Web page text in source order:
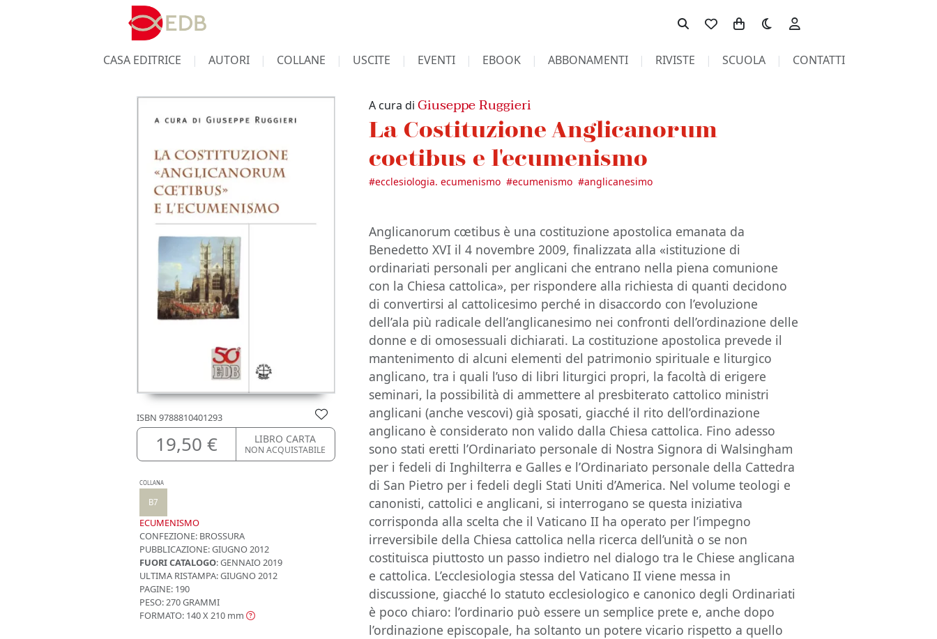
Toggle theme
CASA EDITRICE AUTORI COLLANE USCITE EVENTI EBOOK ABBONAMENTI RIVISTE SCUOLA CONTATTI
ISBN 9788810401293
19,50 € LIBRO CARTA
NON ACQUISTABILE
COLLANA
B7
ECUMENISMO
CONFEZIONE: BROSSURA
PUBBLICAZIONE:GIUGNO 2012
FUORI CATALOGO: GENNAIO 2019
ULTIMA RISTAMPA:GIUGNO 2012
PAGINE: 190
PESO: 270 GRAMMI
FORMATO: 140 X 210 mm
A cura diGiuseppe Ruggieri
La Costituzione Anglicanorum
coetibus e l'ecumenismo
#ecclesiologia. ecumenismo #ecumenismo #anglicanesimo
Anglicanorum cœtibus è una costituzione apostolica emanata da
Benedetto XVI il 4 novembre 2009, finalizzata alla «istituzione di
ordinariati personali per anglicani che entrano nella piena comunione
con la Chiesa cattolica», per rispondere alla richiesta di quanti decidono
di convertirsi al cattolicesimo perché in disaccordo con l’evoluzione
dell’ala più radicale dell’anglicanesimo nei confronti dell’ordinazione delle
donne e di omosessuali dichiarati. La costituzione apostolica prevede il
mantenimento di alcuni elementi del patrimonio spirituale e liturgico
anglicano, tra i quali l’uso di libri liturgici propri, la facoltà di erigere
seminari, la possibilità di ammettere al presbiterato cattolico ministri
anglicani (anche vescovi) già sposati, giacché il rito dell’ordinazione
anglicano è considerato non valido dalla Chiesa cattolica. Fino adesso
sono stati eretti l’Ordinariato personale di Nostra Signora di Walsingham
per i fedeli di Inghilterra e Galles e l’Ordinariato personale della Cattedra
di San Pietro per i fedeli degli Stati Uniti d’America. Nel volume teologi e
canonisti, cattolici e anglicani, si interrogano se questa iniziativa
corrisponda alla scelta che il Vaticano II ha operato per l’impegno
irreversibile della Chiesa cattolica nella ricerca dell’unità o se non
costituisca piuttosto un passo indietro nel dialogo tra le Chiese anglicana
e cattolica. L’ecclesiologia stessa del Vaticano II viene messa in
discussione, giacché lo statuto ecclesiologico e canonico degli Ordinariati
è poco chiaro: l’ordinario può essere un semplice prete e, anche dopo
l’ordinazione episcopale, ha soltanto un potere vicario rispetto a quello